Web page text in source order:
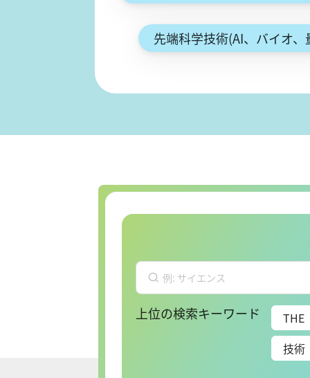
先端科学技術(AI、バイオ
上位の検索キーワード THE
技術